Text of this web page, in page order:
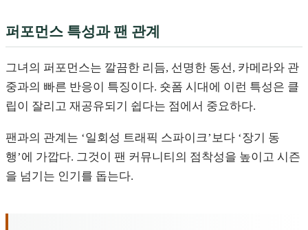
퍼포먼스 특성과 팬 관계
그녀의 퍼포먼스는 깔끔한 리듬, 선명한 동선, 카메라와 관
중과의 빠른 반응이 특징이다. 숏폼 시대에 이런 특성은 클
립이 잘리고 재공유되기 쉽다는 점에서 중요하다.
팬과의 관계는 ‘일회성 트래픽 스파이크’보다 ‘장기 동
행’에 가깝다. 그것이 팬 커뮤니티의 점착성을 높이고 시즌
을 넘기는 인기를 돕는다.